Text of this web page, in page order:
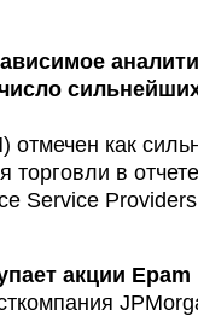
отмечен как
торговли в
Service
акции Epam